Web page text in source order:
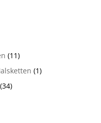
(11)
(1)
(34)